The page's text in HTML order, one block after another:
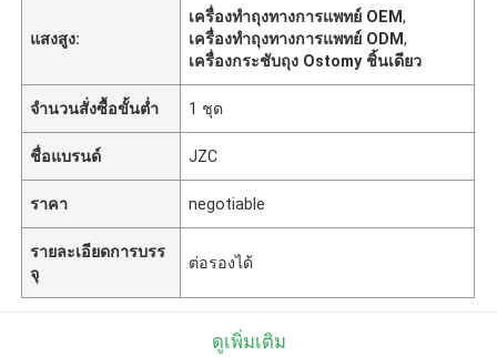
แสงสูง:
เครื่องทำถุงทางการแพทย์ OEM,
เครื่องทำถุงทางการแพทย์ ODM,
เครื่องกระชับถุง Ostomy ชิ้นเดียว
จำนวนสั่งซื้อขั้นต่ำ 1 ชุด
ชื่อแบรนด์ JZC
ราคา negotiable
รายละเอียดการบรร
จุ
ต่อรองได้
ดูเพิ่มเติม